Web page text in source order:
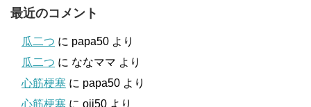
最近のコメント
瓜二つ に papa50 より
瓜二つ に ななママ より
心筋梗塞 に papa50 より
心筋梗塞 に oji50 より